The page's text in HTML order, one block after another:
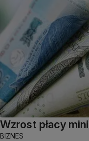
Wzrost płacy
BIZNES